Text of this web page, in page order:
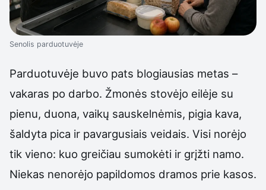
Senolis parduotuvėje
Parduotuvėje buvo pats blogiausias metas –
vakaras po darbo. Žmonės stovėjo eilėje su
pienu, duona, vaikų sauskelnėmis, pigia kava,
šaldyta pica ir pavargusiais veidais. Visi norėjo
tik vieno: kuo greičiau sumokėti ir grįžti namo.
Niekas nenorėjo papildomos dramos prie kasos.